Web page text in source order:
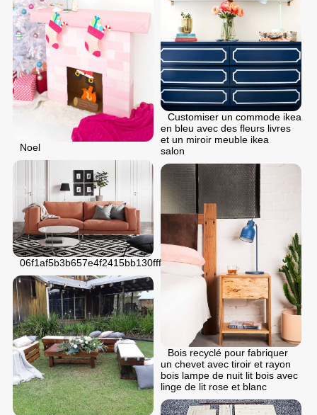
Noel
Customiser un commode ikea
en bleu avec des fleurs livres
et un miroir meuble ikea
salon
06f1af5b3b657e4f2415bb130fffab1b
Bois recyclé pour fabriquer
un chevet avec tiroir et rayon
bois lampe de nuit lit bois avec
linge de lit rose et blanc